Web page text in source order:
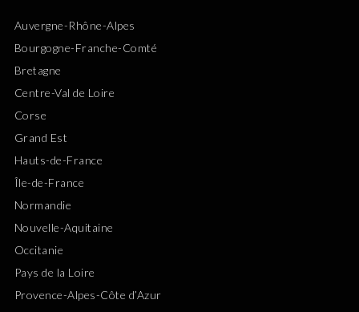
Auvergne-Rhône-Alpes
Bourgogne-Franche-Comté
Bretagne
Centre-Val de Loire
Corse
Grand Est
Hauts-de-France
Île-de-France
Normandie
Nouvelle-Aquitaine
Occitanie
Pays de la Loire
Provence-Alpes-Côte d’Azur